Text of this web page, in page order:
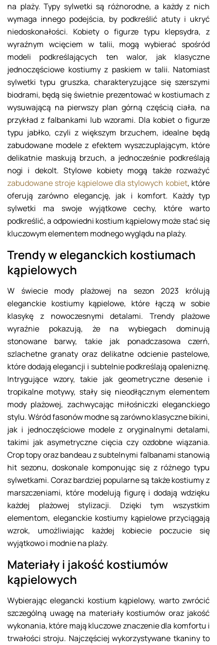
na plaży. Typy sylwetki są różnorodne, a każdy z nich
wymaga innego podejścia, by podkreślić atuty i ukryć
niedoskonałości. Kobiety o figurze typu klepsydra, z
wyraźnym wcięciem w talii, mogą wybierać spośród
modeli podkreślających ten walor, jak klasyczne
jednoczęściowe kostiumy z paskiem w talii. Natomiast
sylwetki typu gruszka, charakteryzujące się szerszymi
biodrami, będą się świetnie prezentować w kostiumach z
wysuwającą na pierwszy plan górną częścią ciała, na
przykład z falbankami lub wzorami. Dla kobiet o figurze
typu jabłko, czyli z większym brzuchem, idealne będą
zabudowane modele z efektem wyszczuplającym, które
delikatnie maskują brzuch, a jednocześnie podkreślają
nogi i dekolt. Stylowe kobiety mogą także rozważyć
zabudowane stroje kąpielowe dla stylowych kobiet, które
oferują zarówno elegancję, jak i komfort. Każdy typ
sylwetki ma swoje wyjątkowe cechy, które warto
podkreślić, a odpowiedni kostium kąpielowy może stać się
kluczowym elementem modnego wyglądu na plaży.
Trendy w eleganckich kostiumach
kąpielowych
W świecie mody plażowej na sezon 2023 królują
eleganckie kostiumy kąpielowe, które łączą w sobie
klasykę z nowoczesnymi detalami. Trendy plażowe
wyraźnie pokazują, że na wybiegach dominują
stonowane barwy, takie jak ponadczasowa czerń,
szlachetne granaty oraz delikatne odcienie pastelowe,
które dodają elegancji i subtelnie podkreślają opaleniznę.
Intrygujące wzory, takie jak geometryczne desenie i
tropikalne motywy, stały się nieodłącznym elementem
mody plażowej, zachwycając miłośniczki eleganckiego
stylu. Wśród fasonów modne są zarówno klasyczne bikini,
jak i jednoczęściowe modele z oryginalnymi detalami,
takimi jak asymetryczne cięcia czy ozdobne wiązania.
Crop topy oraz bandeau z subtelnymi falbanami stanowią
hit sezonu, doskonale komponując się z różnego typu
sylwetkami. Coraz bardziej popularne są także kostiumy z
marszczeniami, które modelują figurę i dodają wdzięku
każdej plażowej stylizacji. Dzięki tym wszystkim
elementom, eleganckie kostiumy kąpielowe przyciągają
wzrok, umożliwiając każdej kobiecie poczucie się
wyjątkowo i modnie na plaży.
Materiały i jakość kostiumów
kąpielowych
Wybierając elegancki kostium kąpielowy, warto zwrócić
szczególną uwagę na materiały kostiumów oraz jakość
wykonania, które mają kluczowe znaczenie dla komfortu i
trwałości stroju. Najczęściej wykorzystywane tkaniny to